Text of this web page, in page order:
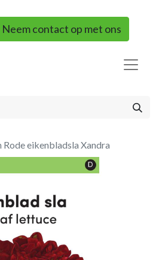
Neem contact op met ons
eikenbladsla Xandra